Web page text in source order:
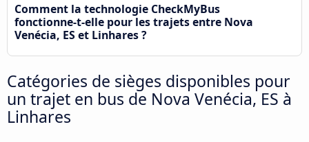
Comment la technologie CheckMyBus
fonctionne-t-elle pour les trajets entre Nova
Venécia, ES et Linhares ?
Catégories de sièges disponibles pour
un trajet en bus de Nova Venécia, ES à
Linhares